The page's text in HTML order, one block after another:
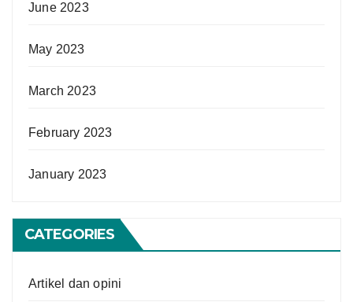
June 2023
May 2023
March 2023
February 2023
January 2023
CATEGORIES
Artikel dan opini